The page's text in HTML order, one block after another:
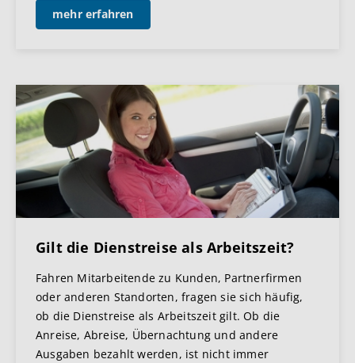
mehr erfahren
Gilt die Dienstreise als Arbeitszeit?
Fahren Mitarbeitende zu Kunden, Partnerfirmen
oder anderen Standorten, fragen sie sich häufig,
ob die Dienstreise als Arbeitszeit gilt. Ob die
Anreise, Abreise, Übernachtung und andere
Ausgaben bezahlt werden, ist nicht immer